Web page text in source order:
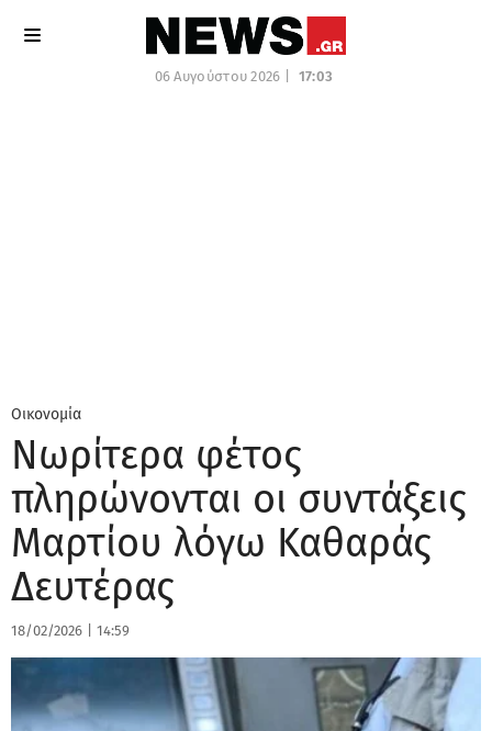
06 Αυγούστου 2026 | 17:03
Οικονομία
Νωρίτερα φέτος
πληρώνονται οι συντάξεις
Μαρτίου λόγω Καθαράς
Δευτέρας
18/02/2026 14:59